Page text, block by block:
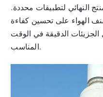
النهائي لتطبيقات محددة.
الهواء على تحسين كفاءة
الدقيقة في الوقت
المناسب.